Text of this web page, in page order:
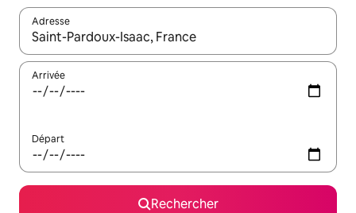
Adresse
Lorsque les résultats s'affichent, utilisez les flèches vers le
Arrivée
Départ
Rechercher